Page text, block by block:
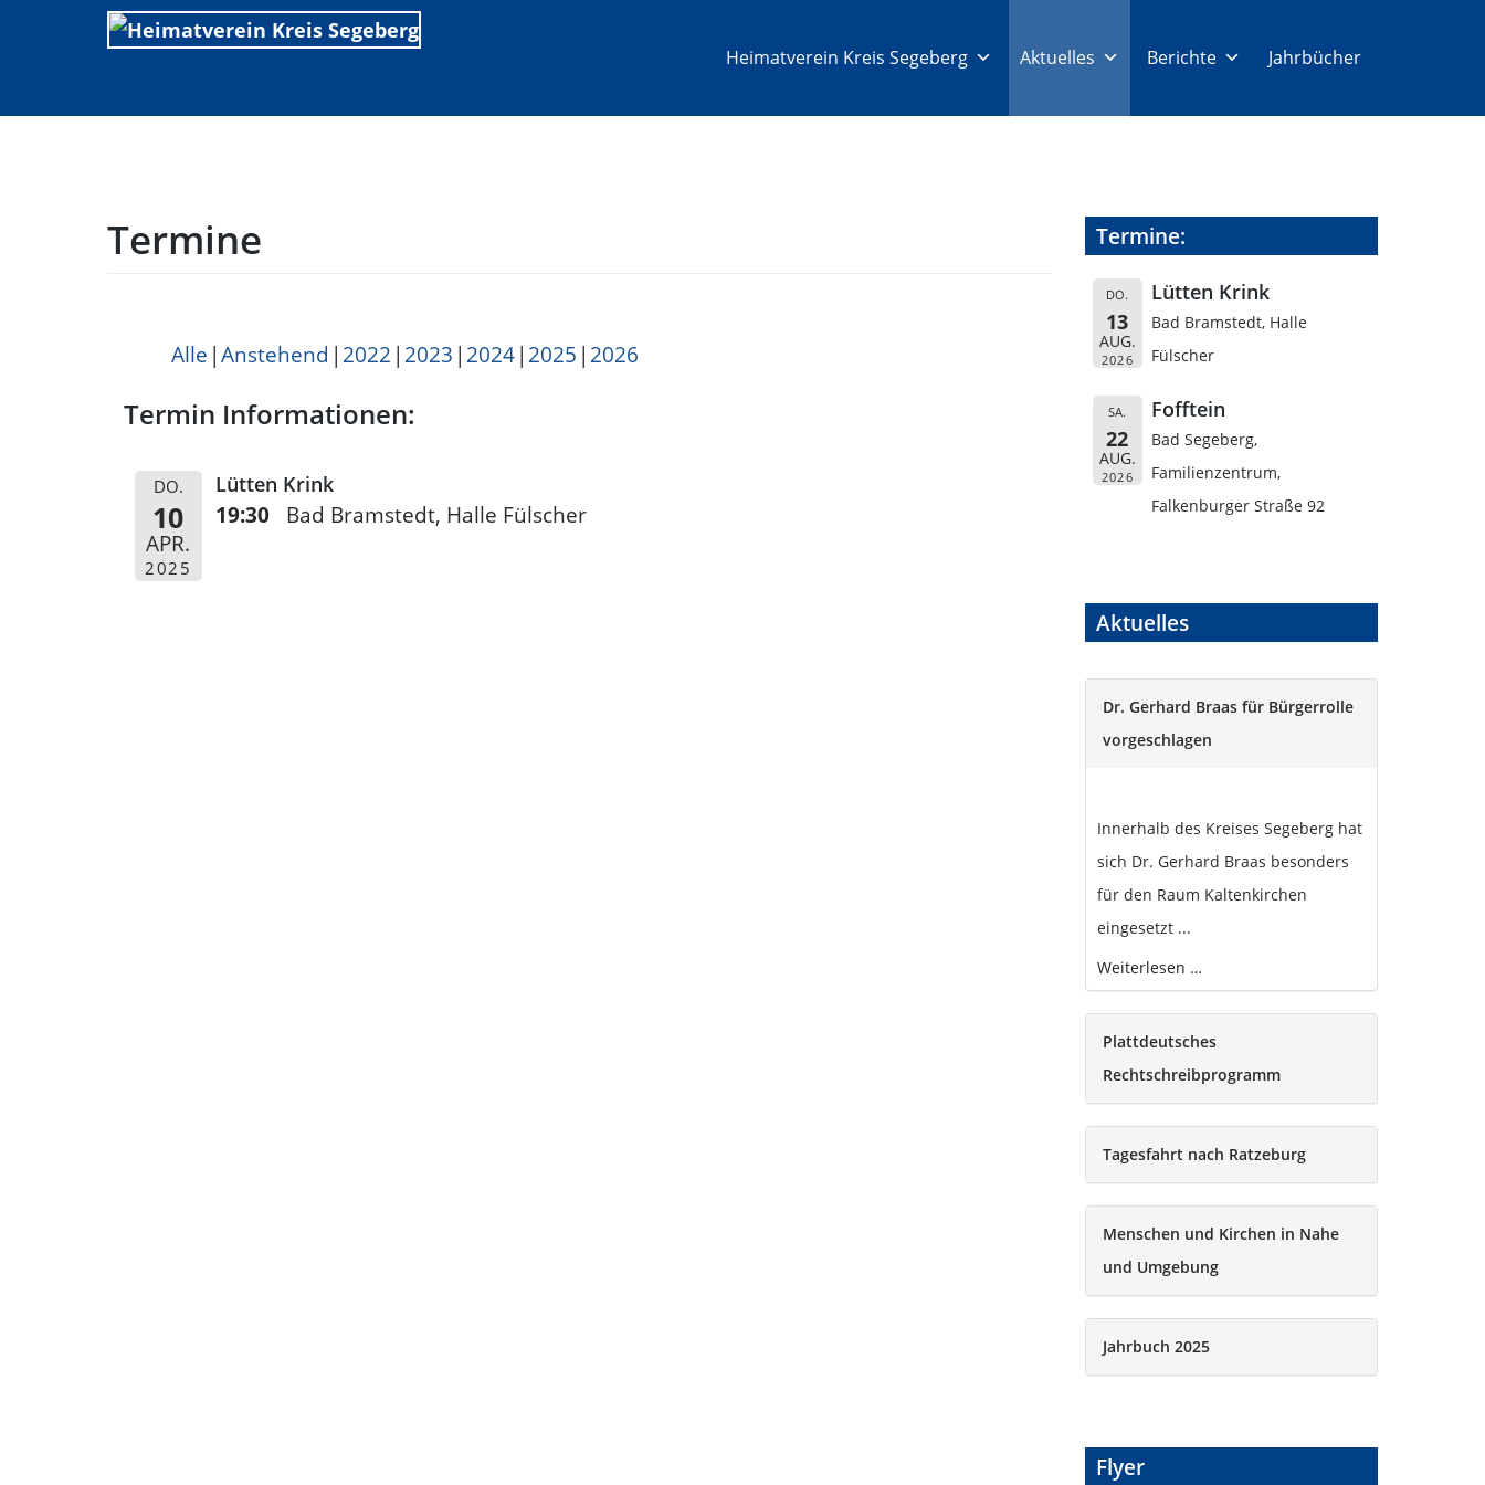
Heimatverein Kreis Segeberg Aktuelles Berichte Jahrbücher
Termine
Alle Anstehend 2022 2023 2024 2025 2026
Termin Informationen:
DO.
10
APR.
2025
Lütten Krink
19:30 Bad Bramstedt, Halle Fülscher
Termine:
DO.
13
AUG.
2026
Lütten Krink
Bad Bramstedt, Halle
Fülscher
SA.
22
AUG.
2026
Fofftein
Bad Segeberg,
Familienzentrum,
Falkenburger Straße 92
Aktuelles
Dr. Gerhard Braas für Bürgerrolle
vorgeschlagen
Innerhalb des Kreises Segeberg hat
sich Dr. Gerhard Braas besonders
für den Raum Kaltenkirchen
eingesetzt ...
Weiterlesen …
Plattdeutsches
Rechtschreibprogramm
Tagesfahrt nach Ratzeburg
Menschen und Kirchen in Nahe
und Umgebung
Jahrbuch 2025
Flyer